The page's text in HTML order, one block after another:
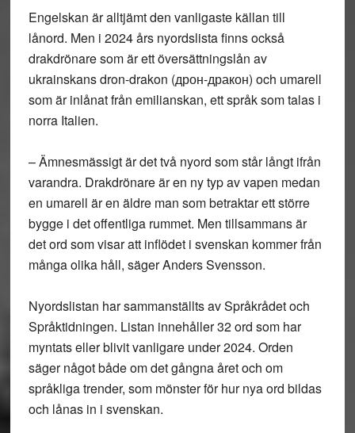
Engelskan är alltjämt den vanligaste källan till
lånord. Men i 2024 års nyordslista finns också
drakdrönare som är ett översättningslån av
ukrainskans dron-drakon (дрон-дракон) och umarell
som är inlånat från emilianskan, ett språk som talas i
norra Italien.
– Ämnesmässigt är det två nyord som står långt ifrån
varandra. Drakdrönare är en ny typ av vapen medan
en umarell är en äldre man som betraktar ett större
bygge i det offentliga rummet. Men tillsammans är
det ord som visar att inflödet i svenskan kommer från
många olika håll, säger Anders Svensson.
Nyordslistan har sammanställts av Språkrådet och
Språktidningen. Listan innehåller 32 ord som har
myntats eller blivit vanligare under 2024. Orden
säger något både om det gångna året och om
språkliga trender, som mönster för hur nya ord bildas
och lånas in i svenskan.